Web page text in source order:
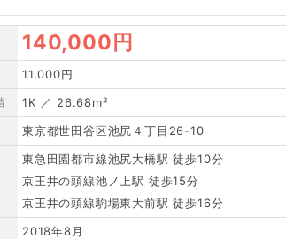
140,000円
11,000円
1K ／ 26.68m²
東京都世田谷区池尻４丁目26-10
東急田園都市線池尻大橋駅 徒歩10分
京王井の頭線池ノ上駅 徒歩15分
京王井の頭線駒場東大前駅 徒歩16分
2018年8月